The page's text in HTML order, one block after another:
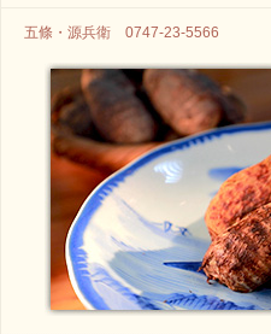
五條・源兵衛 0747-23-5566